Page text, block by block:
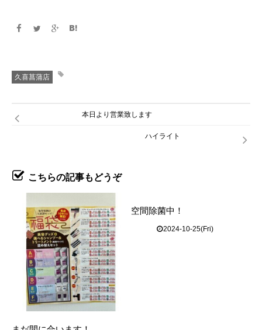
久喜菖蒲店
本日より営業致します
ハイライト
こちらの記事もどうぞ
空間除菌中！
2024-10-25(Fri)